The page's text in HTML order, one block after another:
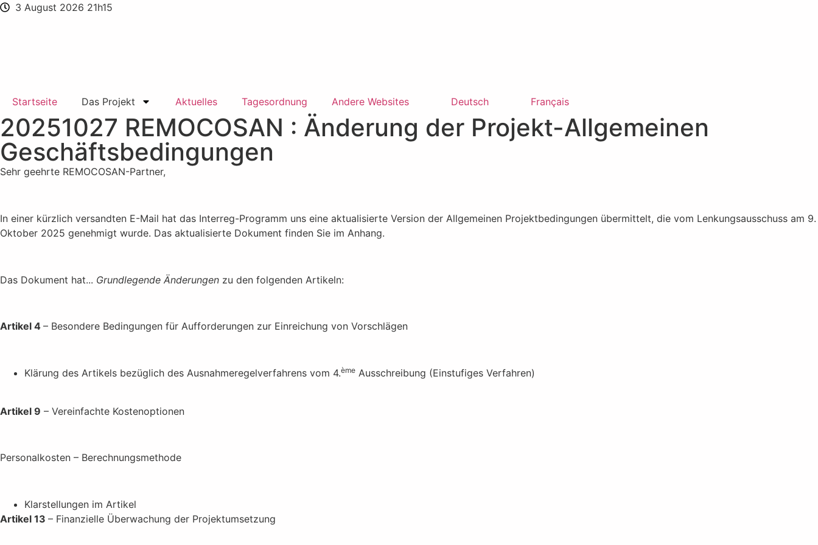
3 August 2026 21h15
Startseite Das Projekt Aktuelles Tagesordnung Andere Websites Deutsch Français
20251027 REMOCOSAN : Änderung der Projekt-Allgemeinen
Geschäftsbedingungen
Sehr geehrte REMOCOSAN-Partner,
In einer kürzlich versandten E-Mail hat das Interreg-Programm uns eine aktualisierte Version der Allgemeinen Projektbedingungen übermittelt, die vom Lenkungsausschuss am 9.
Oktober 2025 genehmigt wurde. Das aktualisierte Dokument finden Sie im Anhang.
Das Dokument hat... Grundlegende Änderungen zu den folgenden Artikeln:
Artikel 4 – Besondere Bedingungen für Aufforderungen zur Einreichung von Vorschlägen
Klärung des Artikels bezüglich des Ausnahmeregelverfahrens vom 4.ème Ausschreibung (Einstufiges Verfahren)
Artikel 9 – Vereinfachte Kostenoptionen
Personalkosten – Berechnungsmethode
Klarstellungen im Artikel
Artikel 13 – Finanzielle Überwachung der Projektumsetzung